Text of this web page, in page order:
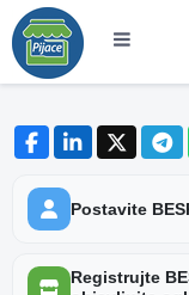
Postavite
Registrujte